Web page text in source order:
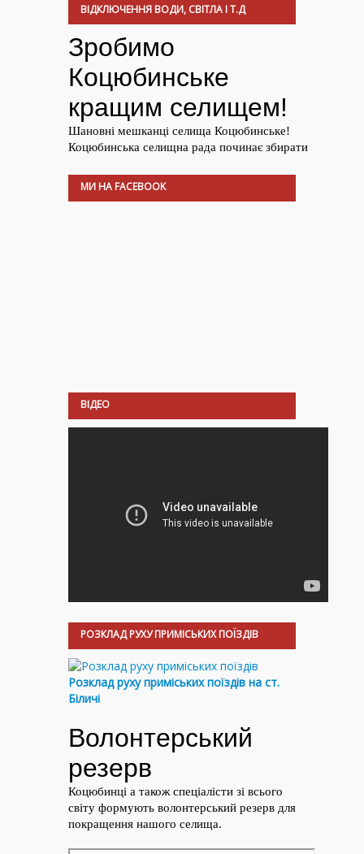
ВІДКЛЮЧЕННЯ ВОДИ, СВІТЛА І Т.Д
МИ НА FACEBOOK
ВІДЕО
РОЗКЛАД РУХУ ПРИМІСЬКИХ ПОЇЗДІВ
Розклад руху приміських поїздів на ст.
Біличі